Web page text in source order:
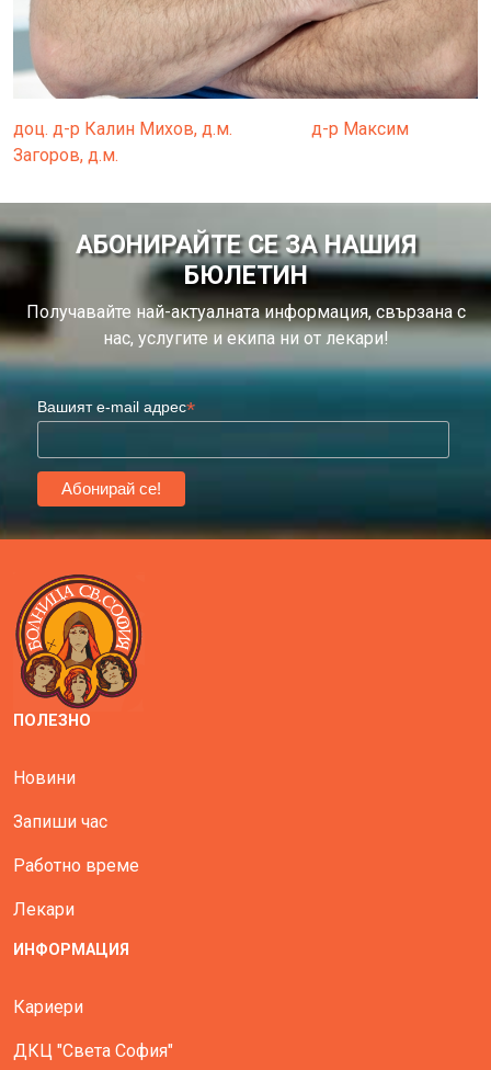
доц. д-р Калин Михов, д.м.
д-р Максим
Загоров, д.м.
АБОНИРАЙТЕ СЕ ЗА НАШИЯ
БЮЛЕТИН
Получавайте най-актуалната информация, свързана с
нас, услугите и екипа ни от лекари!
Вашият e-mail адрес*
ПОЛЕЗНО
Новини
Запиши час
Работно време
Лекари
ИНФОРМАЦИЯ
Кариери
ДКЦ "Света София"